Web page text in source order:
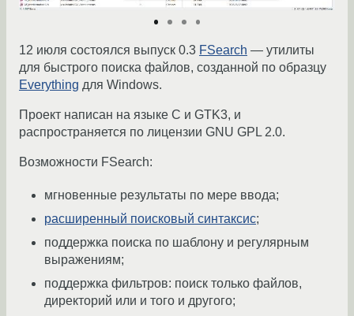
12 июля состоялся выпуск 0.3 FSearch — утилиты
для быстрого поиска файлов, созданной по образцу
Everything для Windows.
Проект написан на языке C и GTK3, и
распространяется по лицензии GNU GPL 2.0.
Возможности FSearch:
мгновенные результаты по мере ввода;
расширенный поисковый синтаксис;
поддержка поиска по шаблону и регулярным
выражениям;
поддержка фильтров: поиск только файлов,
директорий или и того и другого;